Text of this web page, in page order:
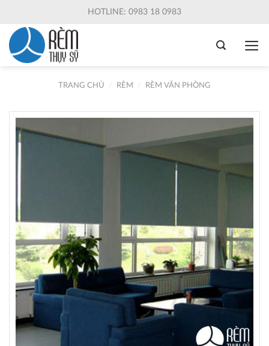
content
HOTLINE: 0983 18 0983
TRANG CHỦ RÈM RÈM VĂN PHÒNG